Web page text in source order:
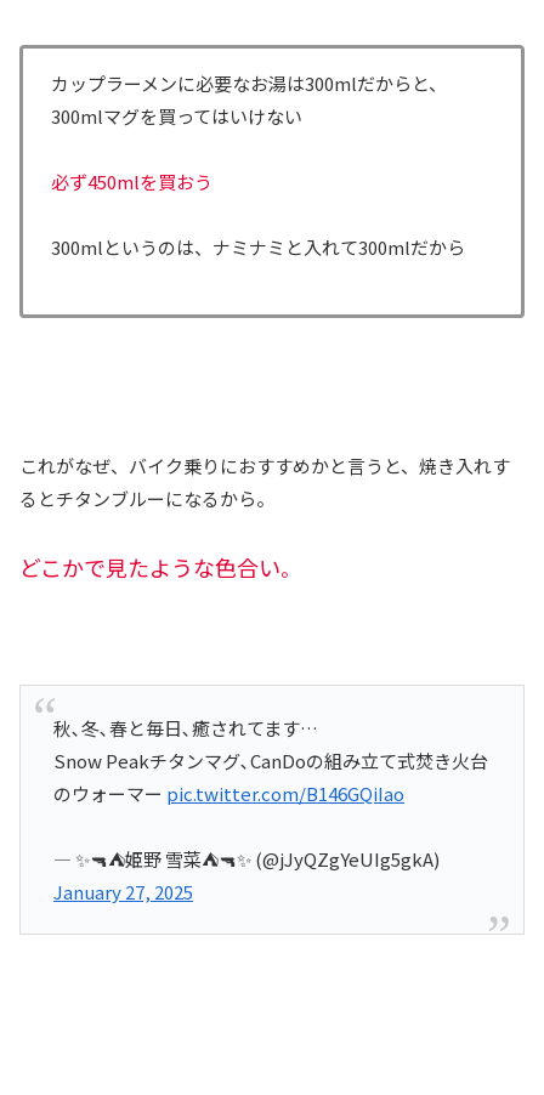
カップラーメンに必要なお湯は300mlだからと、
300mlマグを買ってはいけない
必ず450mlを買おう
300mlというのは、ナミナミと入れて300mlだから
これがなぜ、バイク乗りにおすすめかと言うと、焼き入れす
るとチタンブルーになるから。
どこかで見たような色合い。
秋､冬､春と毎日､癒されてます…
Snow Peakチタンマグ､CanDoの組み立て式焚き火台
のウォーマー pic.twitter.com/B146GQiIao
— ✨🔫⛺姫野 雪菜⛺🔫✨ (@jJyQZgYeUIg5gkA)
January 27, 2025